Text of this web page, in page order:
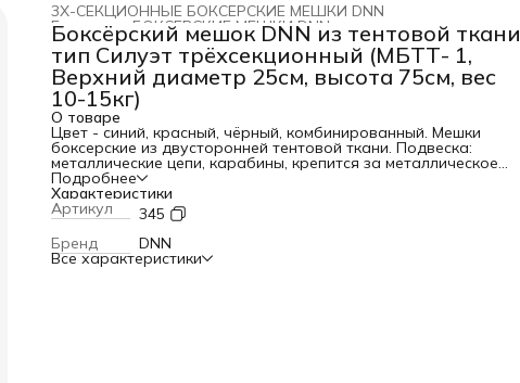
3Х-СЕКЦИОННЫЕ БОКСЕРСКИЕ МЕШКИ DNN
БОКСЕРСКИЕ МЕШКИ DNN ›
Главная ›
Боксёрский мешок DNN из тентовой ткани
тип Силуэт трёхсекционный (МБТТ- 1,
Верхний диаметр 25см, высота 75см, вес
10-15кг)
О товаре
Цвет - синий, красный, чёрный, комбинированный. Мешки
боксерские из двусторонней тентовой ткани. Подвеска:
металлические цепи, карабины, крепится за металлическое
кольцо, вшитое в тент. Набивка: вставка из ППЭ, резиновая
крошка, текстильная ветошь. Использование ППЭ и
текстильной ветоши для набивки делает мешок упругим, а не
жестким (резиновая крошка), что препятствует получению
травм спортсменом. Характеристики: Объем: 0,09 м3 Габариты
упаковки: 3535110 см
Подробнее
Характеристики
Артикул
345
Бренд
DNN
Все характеристики